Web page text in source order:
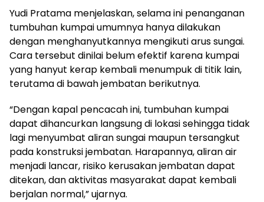
Yudi Pratama menjelaskan, selama ini penanganan
tumbuhan kumpai umumnya hanya dilakukan
dengan menghanyutkannya mengikuti arus sungai.
Cara tersebut dinilai belum efektif karena kumpai
yang hanyut kerap kembali menumpuk di titik lain,
terutama di bawah jembatan berikutnya.
“Dengan kapal pencacah ini, tumbuhan kumpai
dapat dihancurkan langsung di lokasi sehingga tidak
lagi menyumbat aliran sungai maupun tersangkut
pada konstruksi jembatan. Harapannya, aliran air
menjadi lancar, risiko kerusakan jembatan dapat
ditekan, dan aktivitas masyarakat dapat kembali
berjalan normal,” ujarnya.